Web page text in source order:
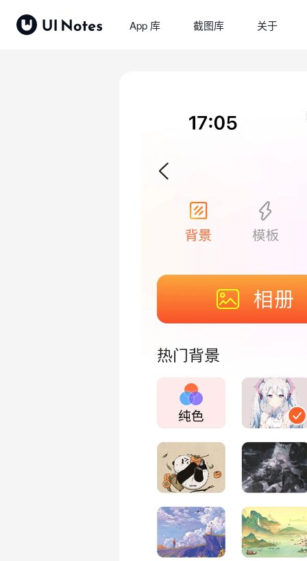
App 库 截图库 关于